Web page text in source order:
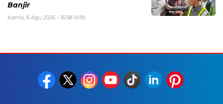
Banjir
Kamis, 6 Agu 2026 - 16:58 WIB